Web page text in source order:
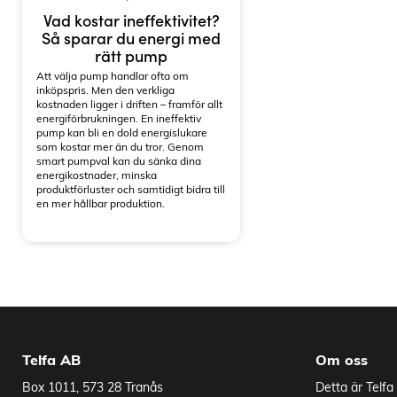
Tekniska data
Pumphus
Impeller
Upp till
Vad kostar ineffektivitet?
Så sparar du energi med
rätt pump
Att välja pump handlar ofta om
inköpspris. Men den verkliga
kostnaden ligger i driften – framför allt
energiförbrukningen. En ineffektiv
pump kan bli en dold energislukare
som kostar mer än du tror. Genom
smart pumpval kan du sänka dina
energikostnader, minska
produktförluster och samtidigt bidra till
en mer hållbar produktion.
Telfa AB
Box 1011, 573 28 Tranås
Om oss
Detta är Telfa